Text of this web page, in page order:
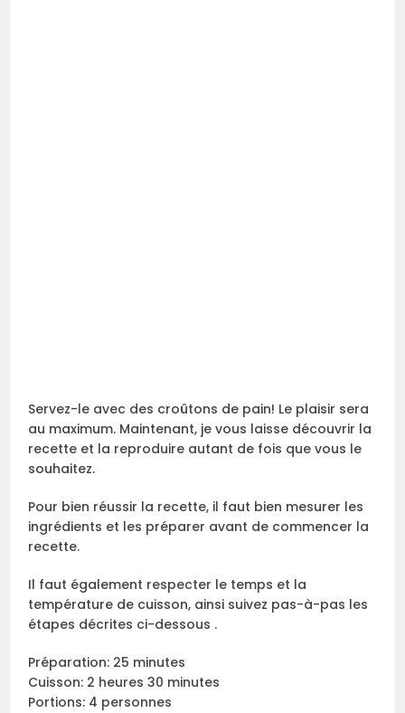
Servez-le avec des croûtons de pain! Le plaisir sera
au maximum. Maintenant, je vous laisse découvrir la
recette et la reproduire autant de fois que vous le
souhaitez.
Pour bien réussir la recette, il faut bien mesurer les
ingrédients et les préparer avant de commencer la
recette.
Il faut également respecter le temps et la
température de cuisson, ainsi suivez pas-à-pas les
étapes décrites ci-dessous .
Préparation: 25 minutes
Cuisson: 2 heures 30 minutes
Portions: 4 personnes